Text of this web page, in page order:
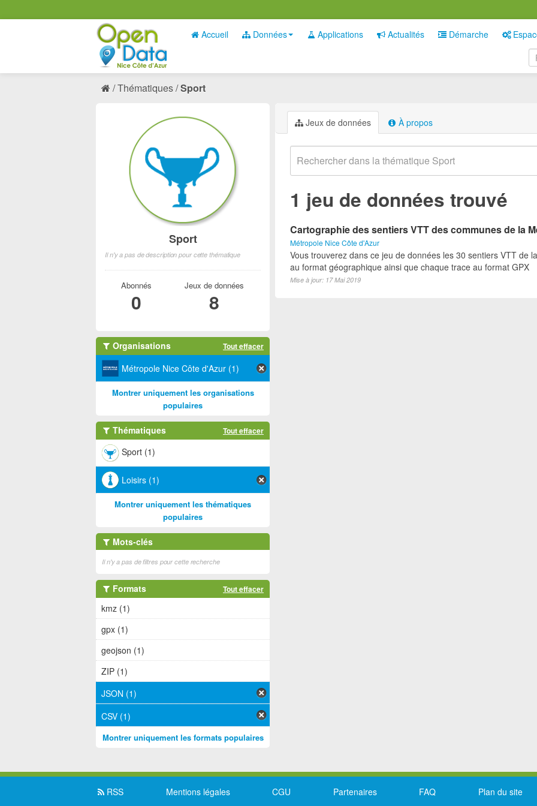
Accueil Données Applications Actualités Démarche
Thématiques Sport
Jeux de données À propos
1 jeu de données trouvé
Cartographie des sentiers VTT des communes de la
Métropole Nice Côte d'Azur
Vous trouverez dans ce jeu de données les 30 sentiers VTT de
au format géographique ainsi que chaque trace au format GPX
Mise à jour: 17 Mai 2019
Sport
Il n'y a pas de description pour cette thématique
Abonnés
0
Jeux de données
8
Organisations Tout effacer
Métropole Nice Côte d'Azur (1)
Montrer uniquement les organisations
populaires
Thématiques Tout effacer
Sport (1)
Loisirs (1)
Montrer uniquement les thématiques
populaires
Mots-clés
Il n'y a pas de filtres pour cette recherche
Formats Tout effacer
kmz (1)
gpx (1)
geojson (1)
ZIP (1)
JSON (1)
CSV (1)
Montrer uniquement les formats populaires
RSS Mentions légales CGU Partenaires FAQ Plan du site